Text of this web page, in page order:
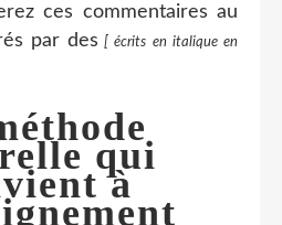
ces commentaires au
par des [ écrits en italique en
qui
à